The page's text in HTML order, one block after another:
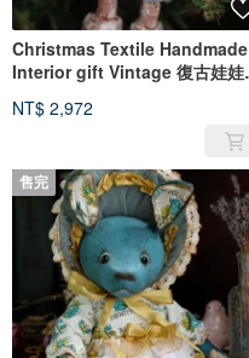
Christmas Textile Handmade
Interior gift Vintage 復古娃娃
NT$ 2,972
售完